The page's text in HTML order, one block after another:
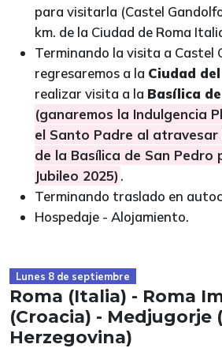
para visitarla (Castel
km. de la Ciudad de Roma
Terminando la visita a Castel
regresaremos a la Ciudad
realizar visita a la Basílica
(ganaremos la Indulgencia
el Santo Padre al
de la Basílica de San Pedro
Jubileo 2025) .
Terminando traslado en
Hospedaje - Alojamiento.
Lunes 8 de septiembre
Roma (Italia) - Roma
(Croacia) - Medjugorje
Herzegovina)